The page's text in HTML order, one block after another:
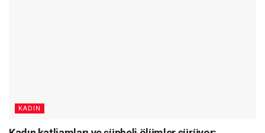
KADIN